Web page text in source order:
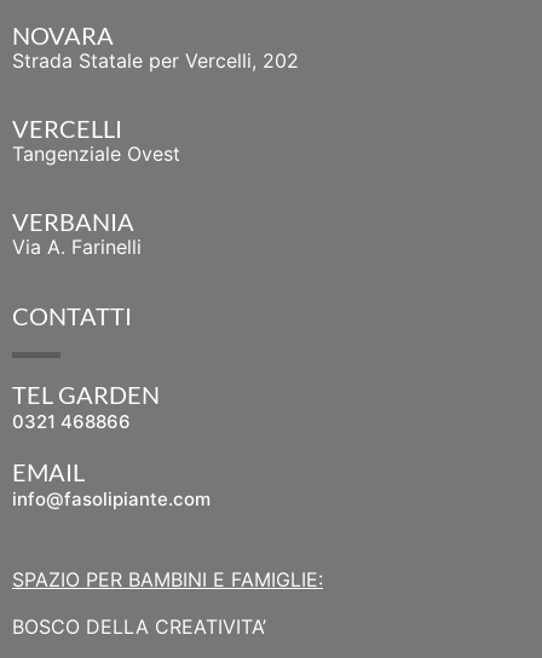
NOVARA
Strada Statale per Vercelli, 202
VERCELLI
Tangenziale Ovest
VERBANIA
Via A. Farinelli
CONTATTI
TEL GARDEN
0321 468866
EMAIL
info@fasolipiante.com
SPAZIO PER BAMBINI E FAMIGLIE:
BOSCO DELLA CREATIVITA’